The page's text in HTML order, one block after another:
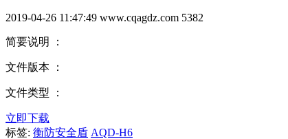
2019-04-26 11:47:49 www.cqagdz.com 5382
简要说明 ：
文件版本 ：
文件类型 ：
立即下载
标签: 衡防安全盾 AQD-H6